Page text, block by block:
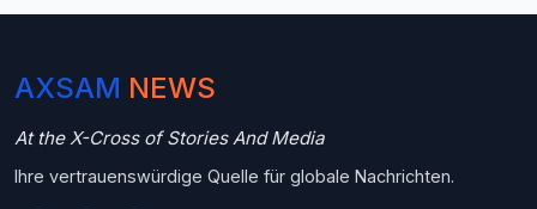
AXSAM NEWS
At the X-Cross of Stories And Media
Ihre vertrauenswürdige Quelle für globale Nachrichten.